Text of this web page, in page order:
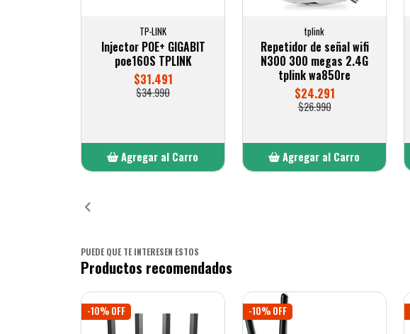
TP-LINK
Injector POE+ GIGABIT
poe160S TPLINK
$31.491
$34.990
Agregar al Carro
tplink
Repetidor de señal wifi
N300 300 megas 2.4G
tplink wa850re
$24.291
$26.990
Agregar al Carro
PUEDE QUE TE INTERESEN ESTOS
Productos recomendados
-10% OFF -10% OFF